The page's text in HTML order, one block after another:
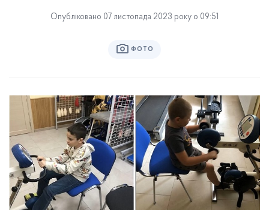
Опубліковано 07 листопада 2023 року о 09:51
ФОТО